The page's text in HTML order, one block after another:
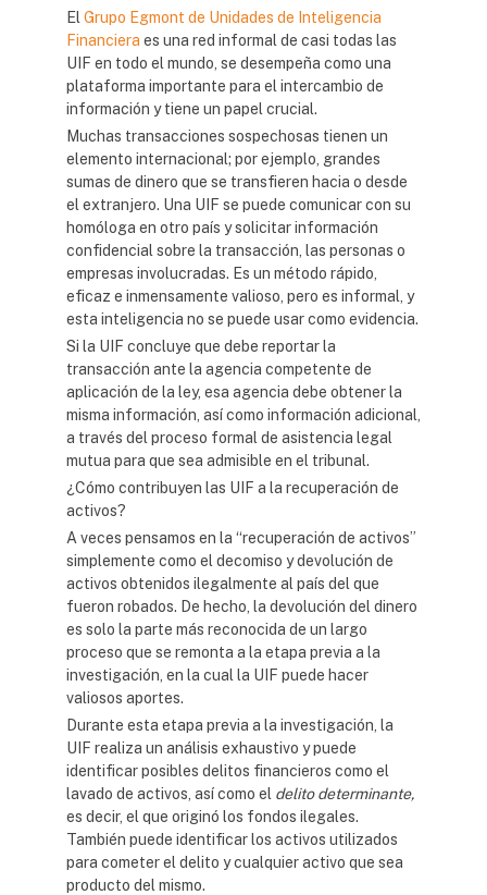
El Grupo Egmont de Unidades de Inteligencia
Financiera es una red informal de casi todas las
UIF en todo el mundo, se desempeña como una
plataforma importante para el intercambio de
información y tiene un papel crucial.
Muchas transacciones sospechosas tienen un
elemento internacional; por ejemplo, grandes
sumas de dinero que se transfieren hacia o desde
el extranjero. Una UIF se puede comunicar con su
homóloga en otro país y solicitar información
confidencial sobre la transacción, las personas o
empresas involucradas. Es un método rápido,
eficaz e inmensamente valioso, pero es informal, y
esta inteligencia no se puede usar como evidencia.
Si la UIF concluye que debe reportar la
transacción ante la agencia competente de
aplicación de la ley, esa agencia debe obtener la
misma información, así como información adicional,
a través del proceso formal de asistencia legal
mutua para que sea admisible en el tribunal.
¿Cómo contribuyen las UIF a la recuperación de
activos?
A veces pensamos en la “recuperación de activos”
simplemente como el decomiso y devolución de
activos obtenidos ilegalmente al país del que
fueron robados. De hecho, la devolución del dinero
es solo la parte más reconocida de un largo
proceso que se remonta a la etapa previa a la
investigación, en la cual la UIF puede hacer
valiosos aportes.
Durante esta etapa previa a la investigación, la
UIF realiza un análisis exhaustivo y puede
identificar posibles delitos financieros como el
lavado de activos, así como el delito determinante,
es decir, el que originó los fondos ilegales.
También puede identificar los activos utilizados
para cometer el delito y cualquier activo que sea
producto del mismo.